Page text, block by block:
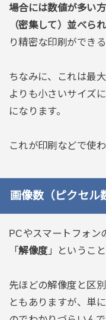
場合には数値が多い
（密集して）並べら
り精密な印刷ができ
ちなみに、これは最
よりも小さいサイズ
になります。
これが印刷などで使
画像数（ピクセル
PCやスマートフォン
「解像度」ということ
先ほどの解像度と区
ともありますが、単